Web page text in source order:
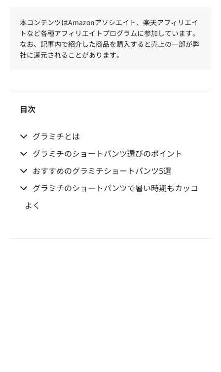
本コンテンツはAmazonアソシエイト、楽天アフィリエイ
トなど各種アフィリエイトプログラムに参加しています。
なお、記事内で紹介した商品を購入すると売上の一部が弊
社に還元されることがあります。
目次
グラミチとは
グラミチのショートパンツ選びのポイント
おすすめのグラミチショートパンツ5選
グラミチのショートパンツで暑い時期もカッコ
よく